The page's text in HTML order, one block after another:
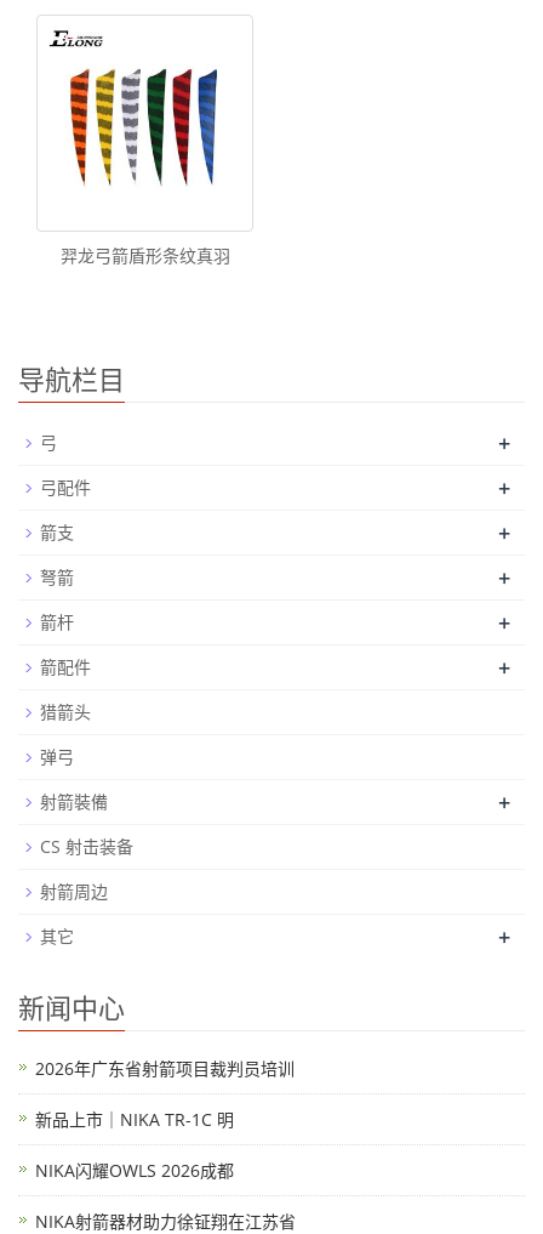
羿龙弓箭盾形条纹真羽
导航栏目
弓 +
弓配件 +
箭支 +
弩箭 +
箭杆 +
箭配件 +
猎箭头
弹弓
射箭裝備
+
CS 射击装备
射箭周边
其它
+
新闻中心
2026年广东省射箭项目裁判员培训
新品上市｜NIKA TR-1C 明
NIKA闪耀OWLS 2026成都
NIKA射箭器材助力徐钲翔在江苏省